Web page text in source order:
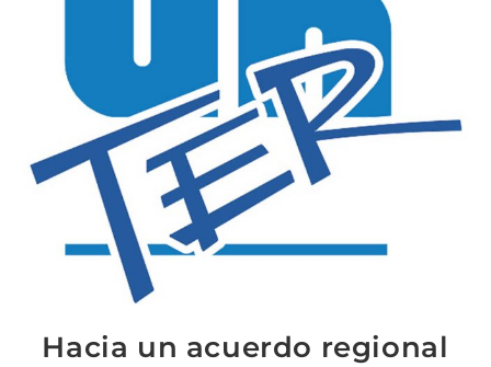
Hacia un acuerdo regional